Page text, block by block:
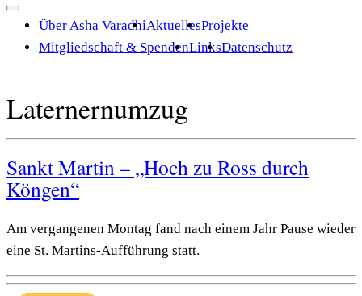
Über Asha VaradhiAktuellesProjekte
Mitgliedschaft & SpendenLinksDatenschutz
Laternernumzug
Sankt Martin – „Hoch zu Ross durch
Köngen“
Am vergangenen Montag fand nach einem Jahr Pause wieder
eine St. Martins-Aufführung statt.